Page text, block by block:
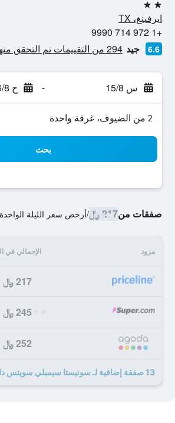
2 نجمتين
ايرفينغ، TX
+1 972 714 9990
6.6 جيد 294 من التقييمات تم التحقق منها
س 15/8 - ح 16/8
2 من الضيوف، غرفة واحدة
بحث
صفقات من217 ﷼ /أرخص سعر الليلة الواحدة
مزود الإجمالي في
217 ﷼
245 ﷼
252 ﷼
13 صفقة إضافية لـ سونيستا سيمبلي سويتس دالاس لاس كوليناس